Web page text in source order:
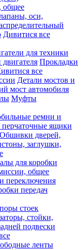
общее
оси,
Дивитися все
для техники
Прокладки
все
Детали мостов и
мост автомобиля
Муфты
ремни и
перчаточные ящики
Обшивки дверей,
заглушки,
для коробки
общее
переключения
передач
стоек
стойки,
подвески
ленты